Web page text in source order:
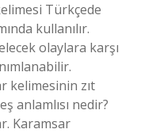
Türkçede
kullanılır.
olaylara karşı
kelimesinin zıt
anlamlısı nedir?
Karamsar